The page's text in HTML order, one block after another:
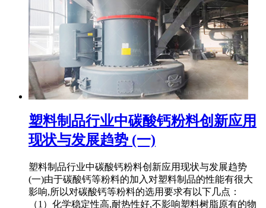
塑料制品行业中碳酸钙粉料创新应用
现状与发展趋势 (一)
塑料制品行业中碳酸钙粉料创新应用现状与发展趋势
(一)由于碳酸钙等粉料的加入对塑料制品的性能有很大
影响,所以对碳酸钙等粉料的选用要求有以下几点：
（1）化学稳定性高,耐热性好,不影响塑料树脂原有的物